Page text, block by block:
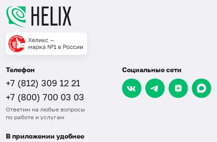
Телефон
+7 (812) 309 12 21
+7 (800) 700 03 03
Ответим на любые вопросы
по работе и услугам
Социальные сети
В приложении удобнее